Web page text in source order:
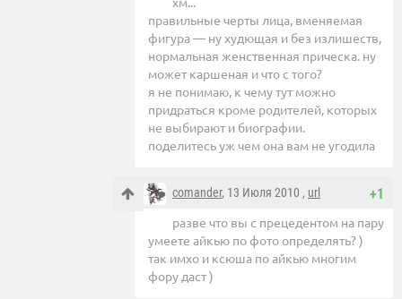
правильные черты лица, вменяемая
фигура — ну худющая и без излишеств,
нормальная женственная прическа. ну
может каршеная и что с того?
я не понимаю, к чему тут можно
придраться кроме родителей, которых
не выбирают и биографии.
поделитесь уж чем она вам не угодила
+1
comander, 13 Июля 2010 , url
разве что вы с прецедентом на пару
умеете айкью по фото определять? )
так имхо и ксюша по айкью многим
фору даст )